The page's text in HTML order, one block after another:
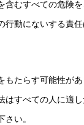
含むすべての危険
行動にないする責
もたらす可能性が
はすべての人に適
い。